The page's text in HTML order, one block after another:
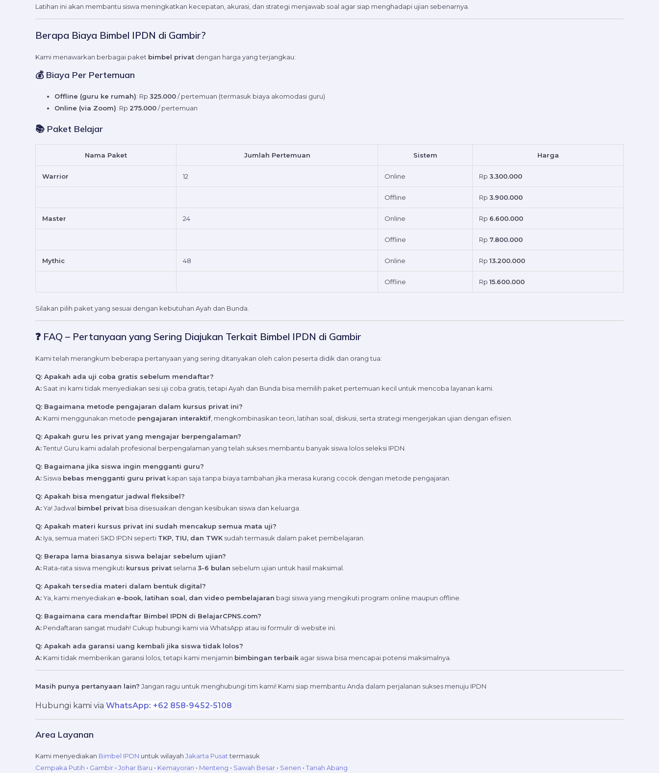
Latihan ini akan membantu siswa meningkatkan kecepatan, akurasi, dan strategi menjawab soal agar siap menghadapi ujian sebenarnya.
Berapa Biaya Bimbel IPDN di Gambir?
Kami menawarkan berbagai paket bimbel privat dengan harga yang terjangkau:
💰 Biaya Per Pertemuan
Offline (guru ke rumah): Rp 325.000/ pertemuan (termasuk biaya akomodasi guru)
Online (via Zoom): Rp 275.000/ pertemuan
📚 Paket Belajar
Nama Paket Jumlah Pertemuan Sistem Harga
Warrior 12 Online Rp 3.300.000
Offline Rp 3.900.000
Master 24 Online Rp 6.600.000
Offline Rp 7.800.000
Mythic 48 Online Rp 13.200.000
Offline Rp 15.600.000
Silakan pilih paket yang sesuai dengan kebutuhan Ayah dan Bunda.
❓ FAQ – Pertanyaan yang Sering Diajukan Terkait Bimbel IPDN di Gambir
Kami telah merangkum beberapa pertanyaan yang sering ditanyakan oleh calon peserta didik dan orang tua:
Q: Apakah ada uji coba gratis sebelum mendaftar?
A: Saat ini kami tidak menyediakan sesi uji coba gratis, tetapi Ayah dan Bunda bisa memilih paket pertemuan kecil untuk mencoba layanan kami.
Q: Bagaimana metode pengajaran dalam kursus privat ini?
A: Kami menggunakan metode pengajaran interaktif, mengkombinasikan teori, latihan soal, diskusi, serta strategi mengerjakan ujian dengan efisien.
Q: Apakah guru les privat yang mengajar berpengalaman?
A:Tentu! Guru kami adalah profesional berpengalaman yang telah sukses membantu banyak siswa lolos seleksi IPDN.
Q: Bagaimana jika siswa ingin mengganti guru?
A: Siswa bebas mengganti guru privat kapan saja tanpa biaya tambahan jika merasa kurang cocok dengan metode pengajaran.
Q: Apakah bisa mengatur jadwal fleksibel?
A:Ya! Jadwal bimbel privat bisa disesuaikan dengan kesibukan siswa dan keluarga.
Q: Apakah materi kursus privat ini sudah mencakup semua mata uji?
A: Iya, semua materi SKD IPDN seperti TKP, TIU, dan TWK sudah termasuk dalam paket pembelajaran.
Q: Berapa lama biasanya siswa belajar sebelum ujian?
A: Rata-rata siswa mengikuti kursus privat selama 3-6 bulan sebelum ujian untuk hasil maksimal.
Q: Apakah tersedia materi dalam bentuk digital?
A:Ya, kami menyediakan e-book, latihan soal, dan video pembelajaran bagi siswa yang mengikuti program online maupun offline.
Q: Bagaimana cara mendaftar Bimbel IPDN di BelajarCPNS.com?
A: Pendaftaran sangat mudah! Cukup hubungi kami via WhatsApp atau isi formulir di website ini.
Q: Apakah ada garansi uang kembali jika siswa tidak lolos?
A: Kami tidak memberikan garansi lolos, tetapi kami menjamin bimbingan terbaik agar siswa bisa mencapai potensi maksimalnya.
Masih punya pertanyaan lain? Jangan ragu untuk menghubungi tim kami! Kami siap membantu Anda dalam perjalanan sukses menuju IPDN
Hubungi kami via WhatsApp: +62 858-9452-5108
Area Layanan
Kami menyediakan Bimbel IPDN untuk wilayah Jakarta Pusattermasuk
Cempaka Putih • Gambir • Johar Baru • Kemayoran • Menteng • Sawah Besar • Senen • Tanah Abang